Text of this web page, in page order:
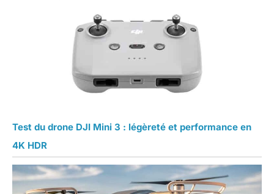
Test du drone DJI Mini 3 : légèreté et performance en
4K HDR